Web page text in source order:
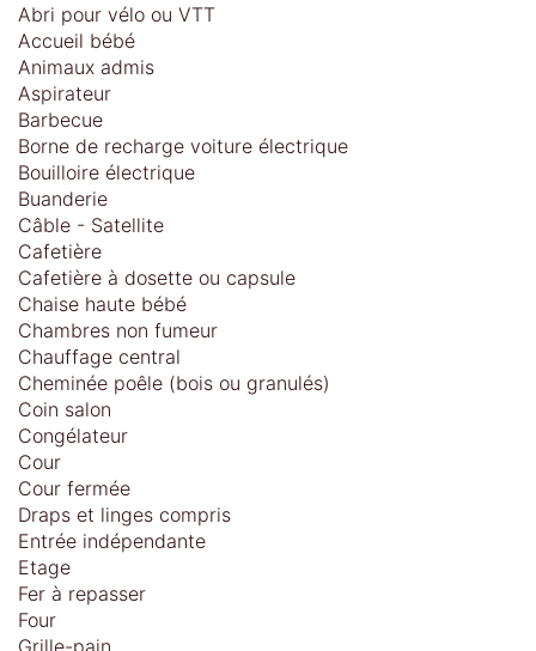
Abri pour vélo ou VTT
Accueil bébé
Animaux admis
Aspirateur
Barbecue
Borne de recharge voiture électrique
Bouilloire électrique
Buanderie
Câble - Satellite
Cafetière
Cafetière à dosette ou capsule
Chaise haute bébé
Chambres non fumeur
Chauffage central
Cheminée poêle (bois ou granulés)
Coin salon
Congélateur
Cour
Cour fermée
Draps et linges compris
Entrée indépendante
Etage
Fer à repasser
Four
Grille-pain